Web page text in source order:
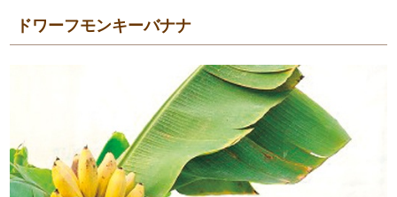
ドワーフモンキーバナナ